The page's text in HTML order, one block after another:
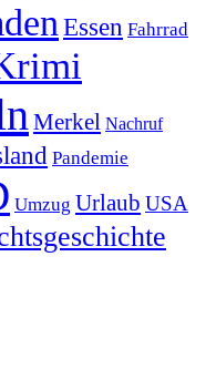
Essen Fahrrad
Merkel Nachruf
Pandemie
Umzug Urlaub USA